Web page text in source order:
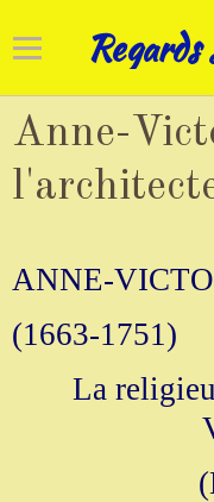
Accueil
Cadrans solaires
Art campanaire
Réhabilitations
Nos patrimoines
Anne-
ANNE-
(1663-1751)
La